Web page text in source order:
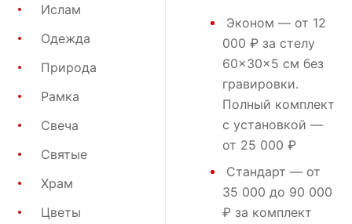
Ислам
Одежда
Природа
Рамка
Свеча
Святые
Храм
Цветы
Эконом — от 12
000 ₽ за стелу
60×30×5 см без
гравировки.
Полный комплект
с установкой —
от 25 000 ₽
Стандарт — от
35 000 до 90 000
₽ за комплект